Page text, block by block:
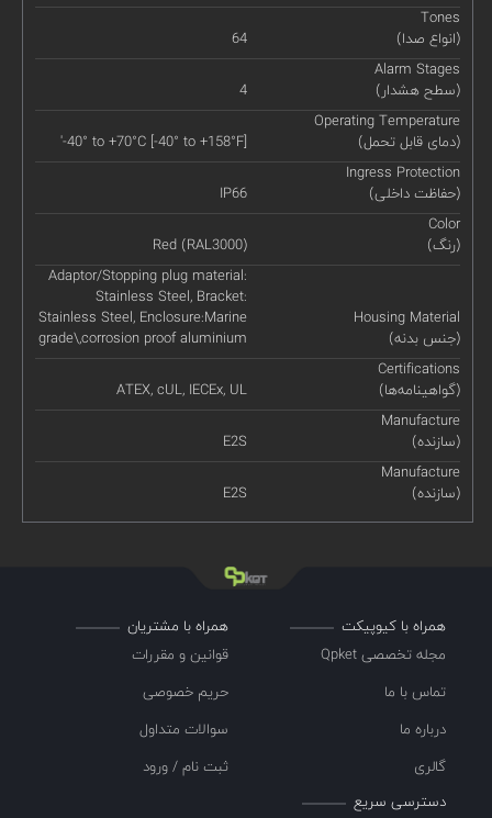
Tones
(انواع صدا)
64
Alarm Stages
(سطح هشدار)
4
Operating Temperature
(دمای قابل تحمل)
'-40° to +70°C [-40° to +158°F]
Ingress Protection
(حفاظت داخلی)
IP66
Color
(رنگ)
Red (RAL3000)
Housing Material
(جنس بدنه)
Adaptor/Stopping plug material:
Stainless Steel, Bracket:
Stainless Steel, Enclosure:Marine
grade\,corrosion proof aluminium
Certifications
(گواهینامه‌ها)
ATEX, cUL, IECEx, UL
Manufacture
(سازنده)
E2S
Manufacture
(سازنده)
E2S
همراه با کیوپیکت
مجله تخصصی Qpket
تماس با ما
درباره ما
گالری
همراه با مشتریان
قوانین و مقررات
حریم خصوصی
سوالات متداول
ثبت نام / ورود
دسترسی سریع